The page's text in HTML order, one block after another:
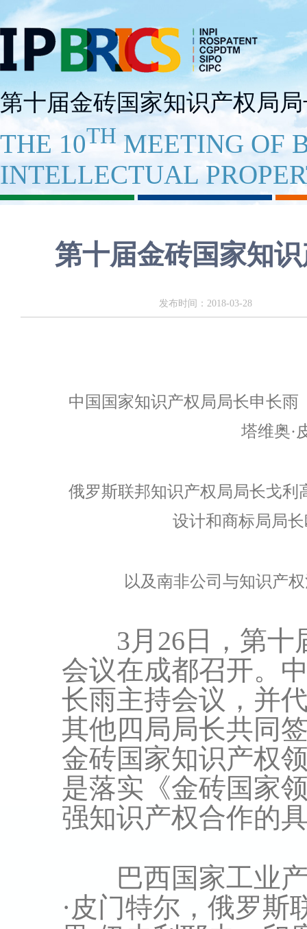
第十届金砖国家知识产权局
THE 10TH MEETING OF
INTELLECTUAL
第十届金砖国家知
发布时间：2018-03-28
中国国家知识产权局局长申长雨
塔维奥·
俄罗斯联邦知识产权局局长戈利
设计和商标局局
以及南非公司与知识产
3月26日，第十
会议在成都召开。
长雨主持会议，并
其他四局局长共同
金砖国家知识产权
是落实《金砖国家
强知识产权合作的
巴西国家工业产
·皮门特尔，俄罗斯